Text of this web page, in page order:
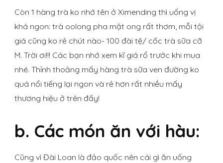
Còn 1 hàng trà ko nhớ tên ở Ximending thì uống vị
khá ngon: trà oolong pha mật ong rất thơm, mỗi tội
giá cũng ko rẻ chút nào- 100 đài tệ/ cốc trà sữa cỡ
M. Trời ơi!!! Các bạn nhớ xem kĩ giá rổ trước khi mua
nhé. Thỉnh thoảng mấy hàng trà sữa ven đường ko
quá nổi tiếng lại ngon và rẻ hơn rất nhiều mấy
thương hiệu ở trên đấy!
b. Các món ăn với hàu:
Cũng vì Đài Loan là đảo quốc nên cái gì ăn uống